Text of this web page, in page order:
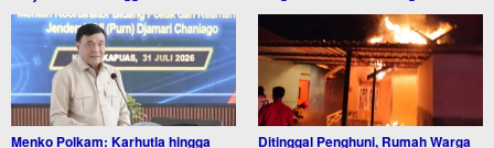
Menko Polkam: Karhutla hingga
Ditinggal Penghuni, Rumah Warga